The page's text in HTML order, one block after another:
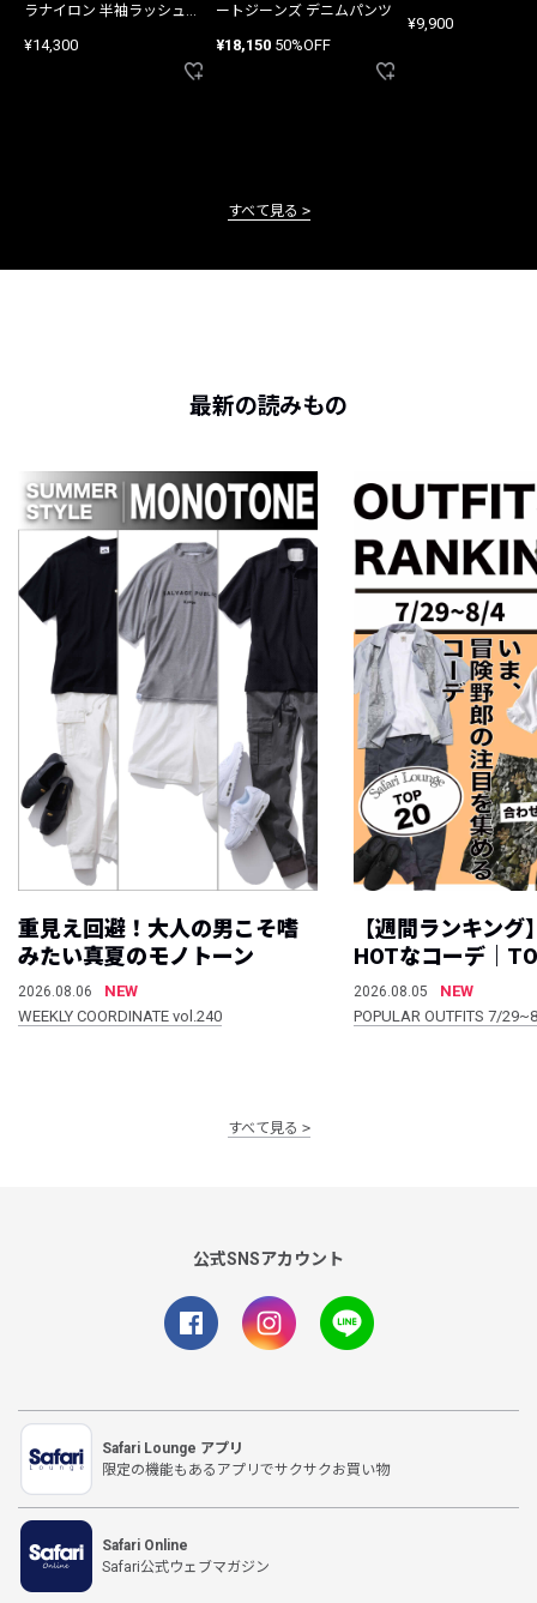
ラナイロン 半袖ラッシュガ
¥14,300
ートジーンズ デニムパンツ
¥18,150 50%OFF
¥9,900
すべて見る
最新の読みもの
重見え回避！大人の男こそ嗜
みたい真夏のモノトーン
2026.08.06
NEW
WEEKLY COORDINATE vol.240
【週間ランキング
HOTなコーデ｜
2026.08.05
NEW
POPULAR OUTFITS 7/
すべて見る
公式SNSアカウント
Safari Lounge アプリ
限定の機能もあるアプリでサクサクお買い物
Safari Online
Safari公式ウェブマガジン